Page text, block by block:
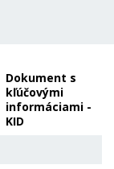
Dokument s
kľúčovými
informáciami -
KID